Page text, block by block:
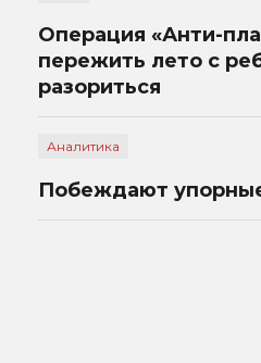
Операция «Анти-
пережить лето с
разориться
Аналитика
Побеждают